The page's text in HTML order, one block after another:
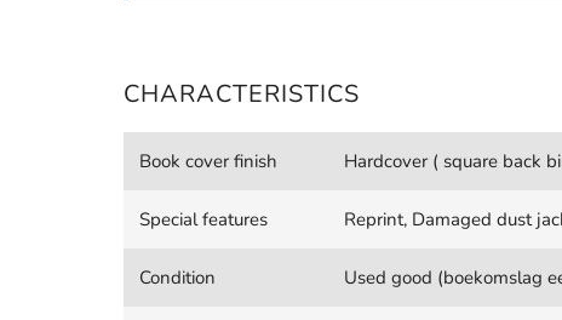
CHARACTERISTICS
Book cover finish Hardcover ( square back
Special features Reprint, Damaged dust
Condition Used good (boekomslag